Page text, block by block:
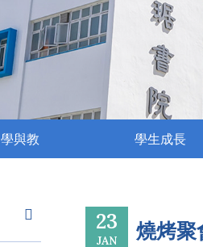
學與教 學生成長
23
JAN 燒烤聚